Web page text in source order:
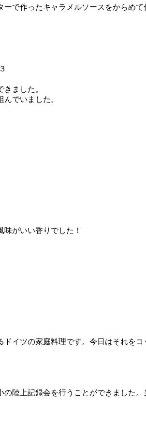
で作ったキャラメルソースをからめ
ました。
でいました。
がいい香りでした！
イツの家庭料理です。今日はそれをコ
陸上記録会を行うことができました